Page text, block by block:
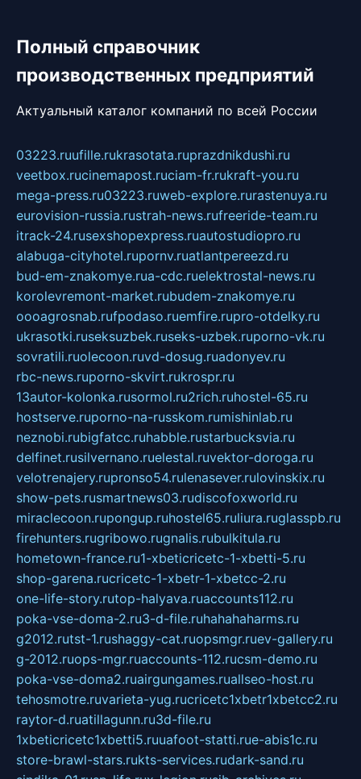
Полный справочник
производственных предприятий
Актуальный каталог компаний по всей России
03223.ruufille.rukrasotata.ruprazdnikdushi.ru
veetbox.rucinemapost.ruciam-fr.rukraft-you.ru
mega-press.ru03223.ruweb-explore.rurastenuya.ru
eurovision-russia.rustrah-news.rufreeride-team.ru
itrack-24.rusexshopexpress.ruautostudiopro.ru
alabuga-cityhotel.rupornv.ruatlantpereezd.ru
bud-em-znakomye.rua-cdc.ruelektrostal-news.ru
korolevremont-market.rubudem-znakomye.ru
oooagrosnab.rufpodaso.ruemfire.rupro-otdelky.ru
ukrasotki.ruseksuzbek.ruseks-uzbek.ruporno-vk.ru
sovratili.ruolecoon.ruvd-dosug.ruadonyev.ru
rbc-news.ruporno-skvirt.rukrospr.ru
13autor-kolonka.rusormol.ru2rich.ruhostel-65.ru
hostserve.ruporno-na-russkom.rumishinlab.ru
neznobi.rubigfatcc.ruhabble.rustarbucksvia.ru
delfinet.rusilvernano.ruelestal.ruvektor-doroga.ru
velotrenajery.rupronso54.rulenasever.rulovinskix.ru
show-pets.rusmartnews03.rudiscofoxworld.ru
miraclecoon.rupongup.ruhostel65.ruliura.ruglasspb.ru
firehunters.rugribowo.rugnalis.rubulkitula.ru
hometown-france.ru1-xbeticricetc-1-xbetti-5.ru
shop-garena.rucricetc-1-xbetr-1-xbetcc-2.ru
one-life-story.rutop-halyava.ruaccounts112.ru
poka-vse-doma-2.ru3-d-file.ruhahahaharms.ru
g2012.rutst-1.rushaggy-cat.ruopsmgr.ruev-gallery.ru
g-2012.ruops-mgr.ruaccounts-112.rucsm-demo.ru
poka-vse-doma2.ruairgungames.ruallseo-host.ru
tehosmotre.ruvarieta-yug.rucricetc1xbetr1xbetcc2.ru
raytor-d.ruatillagunn.ru3d-file.ru
1xbeticricetc1xbetti5.ruuafoot-statti.rue-abis1c.ru
store-brawl-stars.rukts-services.rudark-sand.ru